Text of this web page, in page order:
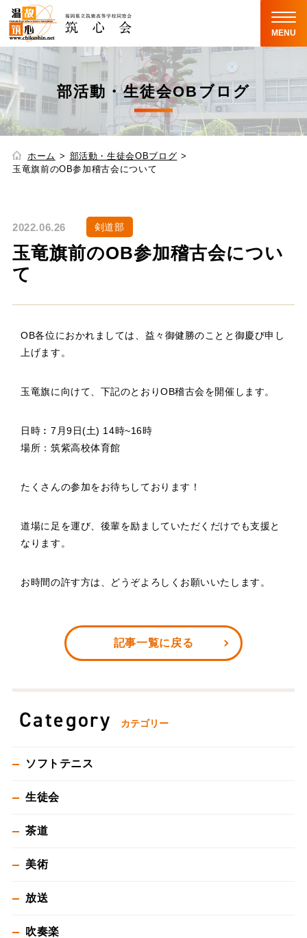
MENU
部活動・生徒会OBブログ
ホーム
部活動・生徒会OBブログ
玉竜旗前のOB参加稽古会について
2022.06.26 剣道部
玉竜旗前のOB参加稽古会につい
て
OB各位におかれましては、益々御健勝のことと御慶び申し
上げます。
玉竜旗に向けて、下記のとおりOB稽古会を開催します。
日時︰7月9日(土) 14時~16時
場所：筑紫高校体育館
たくさんの参加をお待ちしております！
道場に足を運び、後輩を励ましていただくだけでも支援と
なります。
お時間の許す方は、どうぞよろしくお願いいたします。
記事一覧に戻る
Category カテゴリー
ソフトテニス
生徒会
茶道
美術
放送
吹奏楽